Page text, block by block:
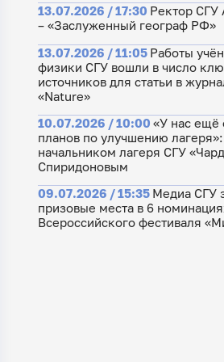
13.07.2026 / 17:30 Ректор СГУ
– «Заслуженный географ РФ»
13.07.2026 / 11:05 Работы
физики СГУ вошли в число
источников для статьи в
«Nature»
10.07.2026 / 10:00 «У нас ещё
планов по улучшению
начальником лагеря СГУ
Спиридоновым
09.07.2026 / 15:35 Медиа СГУ
призовые места в 6
Всероссийского фестиваля